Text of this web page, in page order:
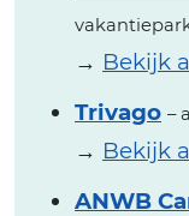
→ Bekijk
Trivago –
→ Bekijk
ANWB